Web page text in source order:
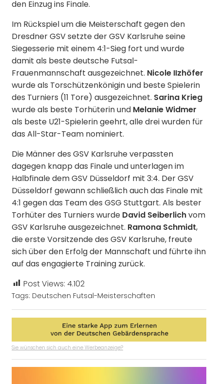
den Einzug ins Finale.
Im Rückspiel um die Meisterschaft gegen den
Dresdner GSV setzte der GSV Karlsruhe seine
Siegesserie mit einem 4:1-Sieg fort und wurde
damit als beste deutsche Futsal-
Frauenmannschaft ausgezeichnet. Nicole IIzhöfer
wurde als Torschützenkönigin und beste Spielerin
des Turniers (11 Tore) ausgezeichnet. Sarina Krieg
wurde als beste Torhüterin und Melanie Widmer
als beste U21-Spielerin geehrt, alle drei wurden für
das All-Star-Team nominiert.
Die Männer des GSV Karlsruhe verpassten
dagegen knapp das Finale und unterlagen im
Halbfinale dem GSV Düsseldorf mit 3:4. Der GSV
Düsseldorf gewann schließlich auch das Finale mit
4:1 gegen das Team des GSG Stuttgart. Als bester
Torhüter des Turniers wurde David Seiberlich vom
GSV Karlsruhe ausgezeichnet. Ramona Schmidt,
die erste Vorsitzende des GSV Karlsruhe, freute
sich über den Erfolg der Mannschaft und führte ihn
auf das engagierte Training zurück.
Post Views: 4.102
Tags: Deutschen Futsal-Meisterschaften
Sie wünschen sich auch eine Werbeanzeige?